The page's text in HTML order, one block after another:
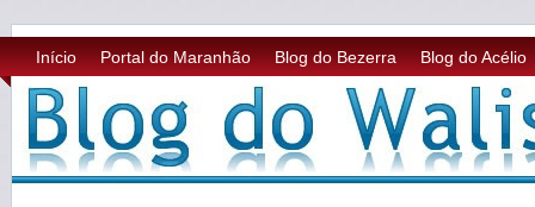
Início Portal do Maranhão Blog do Bezerra Blog do Acélio